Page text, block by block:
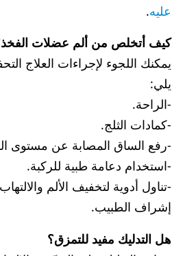
عليه.
كيف أتخلص من ألم عضلات
يمكنك اللجوء لإجراءات العلاج
يلي:
-الراحة.
-كمادات الثلج.
-رفع الساق المصابة عن مستوى
-استخدام دعامة طبية للركبة.
-تناول أدوية لتخفيف الألم
إشراف الطبيب.
هل التدليك مفيد للتمزق؟